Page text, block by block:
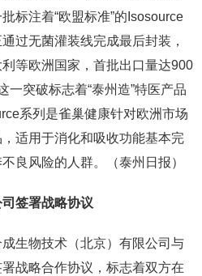
标注着“欧盟标准”的Isosource
过无菌灌装线完成最后封装，
等欧洲国家，首批出口量达900
一突破标志着“泰州造”特医产品
系列是雀巢健康针对欧洲市场
适用于消化和吸收功能基本完
良风险的人群。（泰州日报）
签署战略协议
生物技术（北京）有限公司与
战略合作协议，标志着双方在